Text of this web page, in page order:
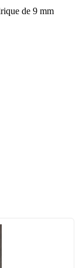
de 9 mm